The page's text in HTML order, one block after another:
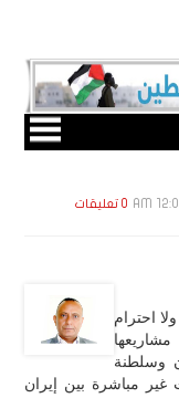
0 تعليقات
احترام
مشاريعها
وسلطنة
مباشرة بين إيران